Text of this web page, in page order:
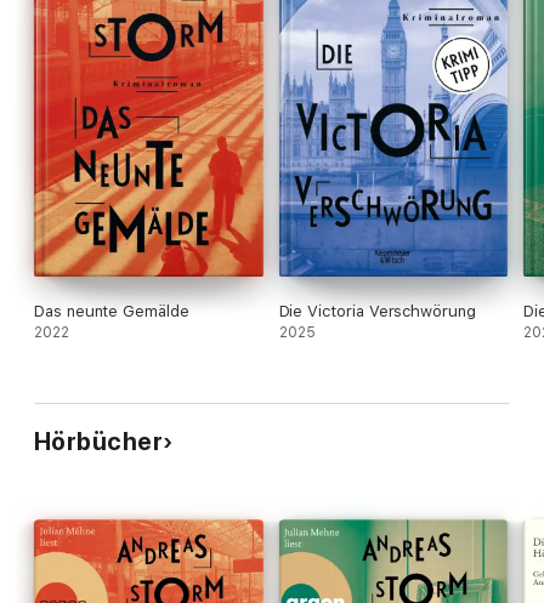
Das neunte Gemälde
2022
Die Victoria Verschwörung
2025
Hörbücher